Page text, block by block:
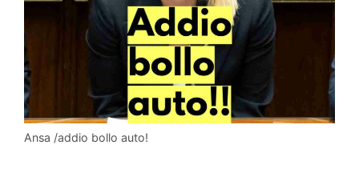
Ansa /addio bollo auto!